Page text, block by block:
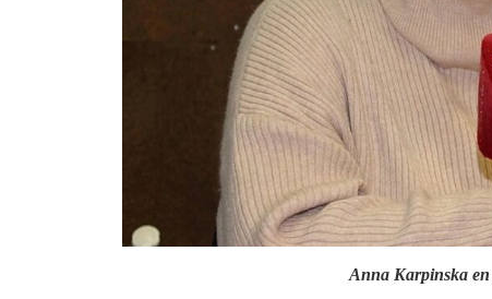
Anna Karpinska en